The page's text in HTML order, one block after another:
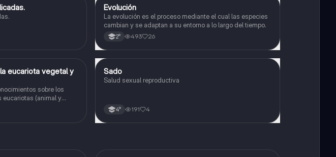
Biología
Evolución
La evolución es el proceso mediante el cual las especies
cambian y se adaptan a su entorno a lo largo del tiempo.
2° 493 26
eucariota vegetal y
sobre los
eucariotas (animal y
Biología
Sado
Salud sexual reproductiva
4° 191 4